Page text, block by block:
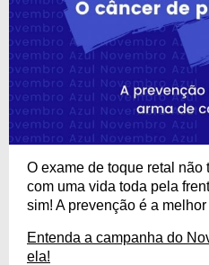
O exame de toque retal não
com uma vida toda pela
sim! A prevenção é a
Entenda a campanha do
ela!